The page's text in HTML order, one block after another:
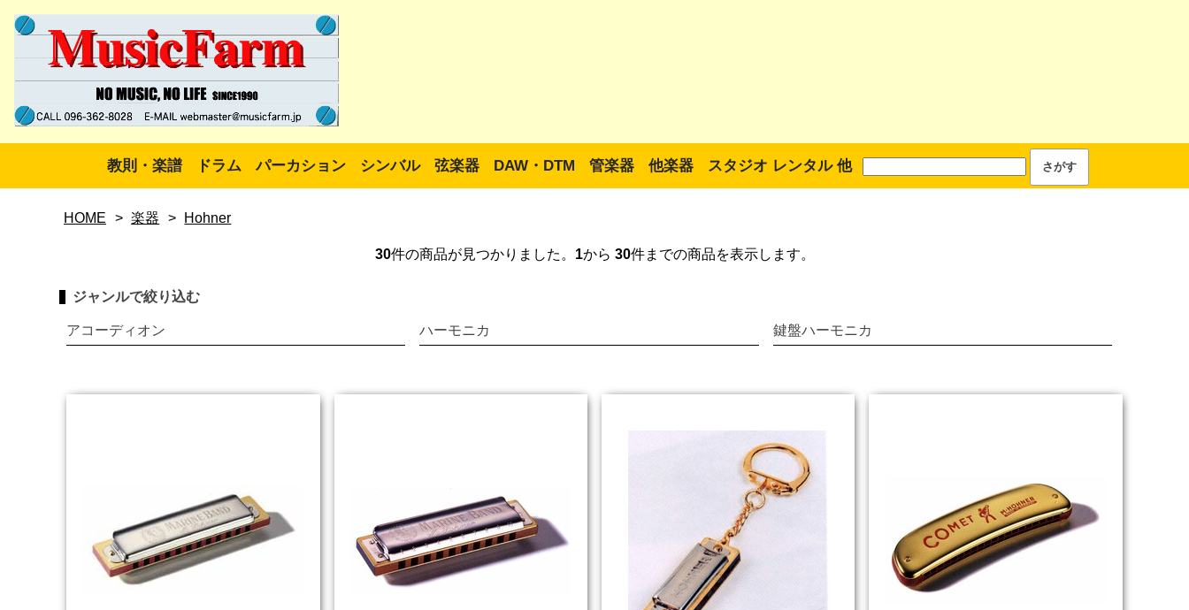
教則・楽譜 ドラム パーカション シンバル 弦楽器 DAW・DTM 管楽器 他楽器 スタジオ レンタル 他
HOME > 楽器 > Hohner
30件の商品が見つかりました。 1から 30件までの商品を表示します。
ジャンルで絞り込む
アコーディオン ハーモニカ 鍵盤ハーモニカ